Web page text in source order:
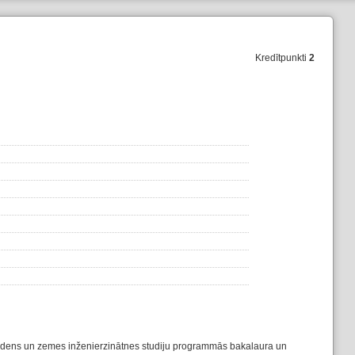
Kredītpunkti2
un zemes inženierzinātnes studiju programmās bakalaura un